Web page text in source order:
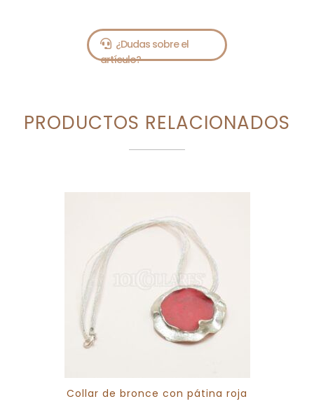
PRODUCTOS RELACIONADOS
Collar de bronce con pátina roja